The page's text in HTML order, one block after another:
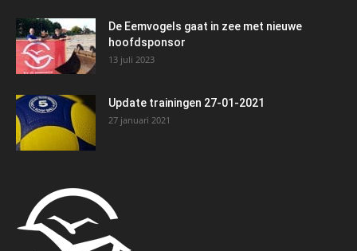
De Eemvogels gaat in zee met nieuwe
hoofdsponsor
13 juli 2023
Update trainingen 27-01-2021
27 januari 2021